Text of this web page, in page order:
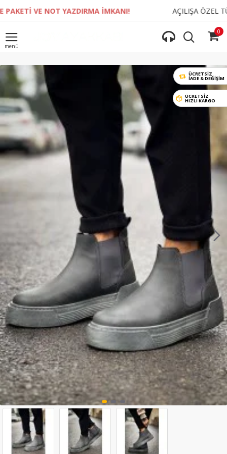
NOT YAZDIRMA İMKANI! AÇILIŞA ÖZEL TÜM
0
ÜCRETSİZ
İADE & DEĞIŞIM
ÜCRETSİZ
HIZLI KARGO